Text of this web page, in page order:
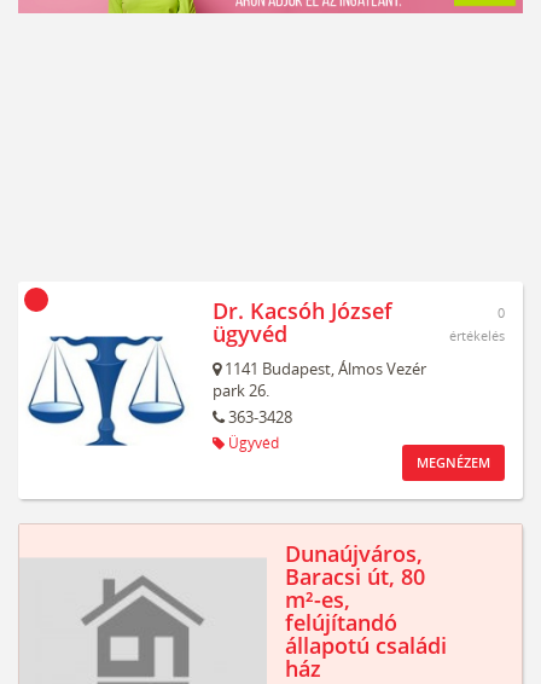
Dr. Kacsóh József
ügyvéd
1141 Budapest,Álmos Vezér
park 26.
363-3428
Ügyvéd
0
értékelés
MEGNÉZEM
Dunaújváros,
Baracsi út, 80
m²-es,
felújítandó
állapotú családi
ház